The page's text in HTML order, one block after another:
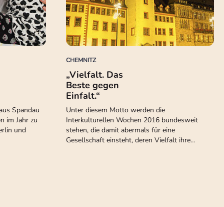
Spandau
im Jahr zu
und
CHEMNITZ
„Vielfalt. Das
Beste gegen
Einfalt.“
Unter diesem Motto werden die
Interkulturellen Wochen 2016 bundesweit
stehen, die damit abermals für eine
Gesellschaft einsteht, deren Vielfalt ihre…